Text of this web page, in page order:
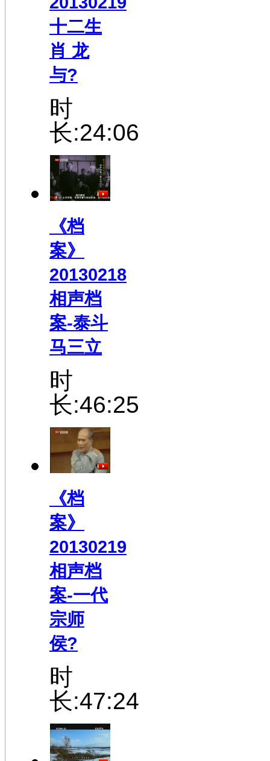
十二生
肖 龙
与?
时
长:24:06
《档
案》
20130218
相声档
案-泰斗
马三立
时
长:46:25
《档
案》
20130219
相声档
案-一代
宗师
侯?
时
长:47:24